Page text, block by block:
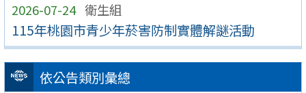
2026-07-24 衛生組
115年桃園市青少年菸害防制實體解謎活動
依公告類別彙總